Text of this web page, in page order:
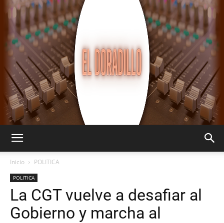
DORADILLO
Inicio POLITICA
POLITICA
La CGT vuelve a desafiar al
Gobierno y marcha al